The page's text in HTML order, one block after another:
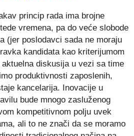
princip rada ima brojne
vremena, pa do veće slobode
(jer poslodavci sada ne moraju
kandidata kao kriterijumom
diskusija u vezi sa time
produktivnosti zaposlenih,
kancelarija. Inovacije u
bude mnogo zasluženog
kompetitivnom polju uvek
ali to ne znači da se moramo